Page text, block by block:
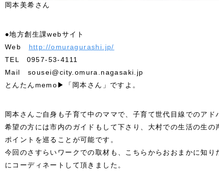
岡本美希さん
●地方創生課webサイト
Web http://omuragurashi.jp/
TEL 0957-53-4111
Mail sousei@city.omura.nagasaki.jp
とんたんmemo▶「岡本さん」ですよ。
岡本さんご自身も子育て中のママで、子育て世代目線でのア
希望の方には市内のガイドもして下さり、大村での生活の生
ポイントを巡ることが可能です。
今回のさすらいワークでの取材も、こちらからおおまかに知
にコーディネートして頂きました。